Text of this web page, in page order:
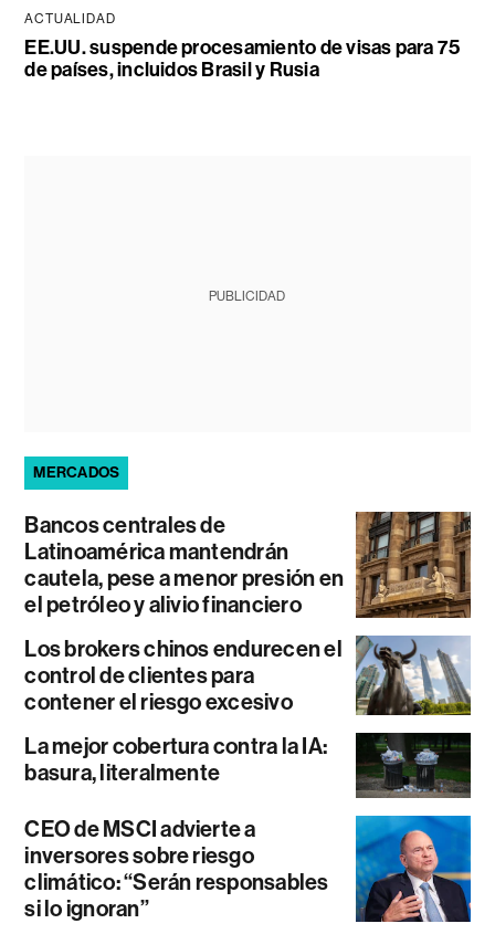
ACTUALIDAD
EE.UU. suspende procesamiento de visas para 75
de países, incluidos Brasil y Rusia
PUBLICIDAD
MERCADOS
Bancos centrales de
Latinoamérica mantendrán
cautela, pese a menor presión en
el petróleo y alivio financiero
Los brokers chinos endurecen el
control de clientes para
contener el riesgo excesivo
La mejor cobertura contra la IA:
basura, literalmente
CEO de MSCI advierte a
inversores sobre riesgo
climático: “Serán responsables
si lo ignoran”